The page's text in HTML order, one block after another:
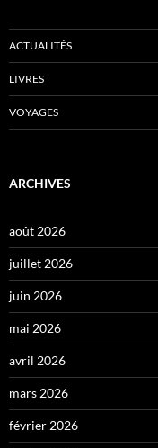
ACTUALITÉS
LIVRES
VOYAGES
ARCHIVES
août 2026
juillet 2026
juin 2026
mai 2026
avril 2026
mars 2026
février 2026